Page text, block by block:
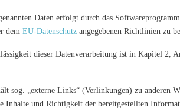
Daten erfolgt durch das Softwareprogramm
dem EU-Datenschutz angegebenen Richtlinien zu
dieser Datenverarbeitung ist in Kapitel 2,
sog. „externe Links“ (Verlinkungen) zu anderen
Inhalte und Richtigkeit der bereitgestellten